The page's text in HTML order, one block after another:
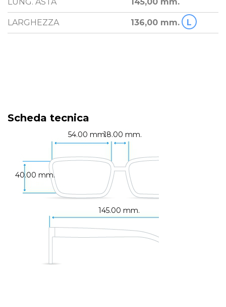
LARGHEZZA 136,00 mm. L
Scheda tecnica
54.00 mm.18.00 mm.
145.00 mm.
40.00 mm.